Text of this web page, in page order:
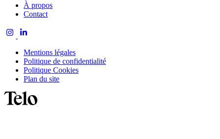
À propos
Contact
Mentions légales
Politique de confidentialité
Politique Cookies
Plan du site